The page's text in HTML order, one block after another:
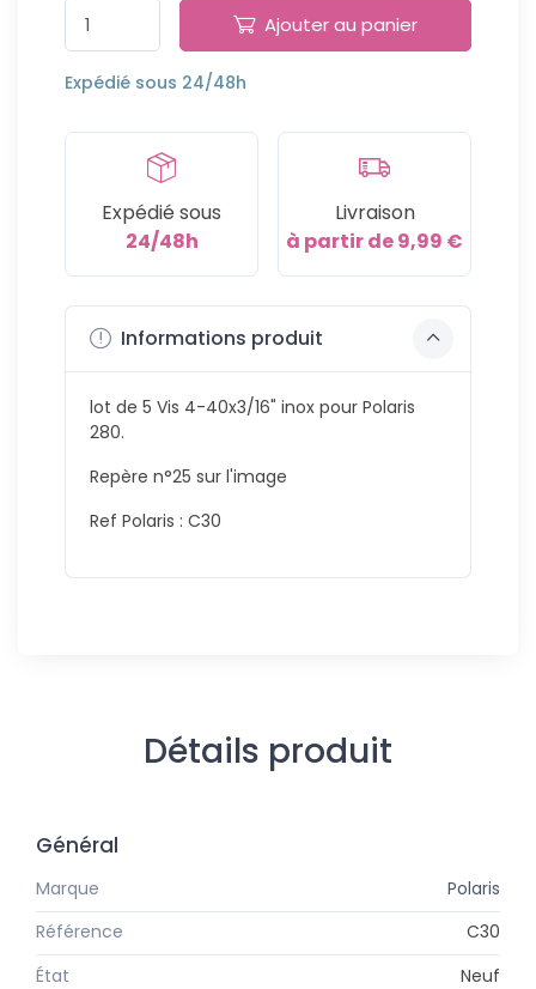
Ajouter au panier
Expédié sous 24/48h
Expédié sous
24/48h
Livraison
à partir de 9,99 €
Informations produit
lot de 5 Vis 4-40x3/16" inox pour Polaris
280.
Repère n°25 sur l'image
Ref Polaris : C30
Détails produit
Général
Marque
Polaris
Référence
C30
État
Neuf